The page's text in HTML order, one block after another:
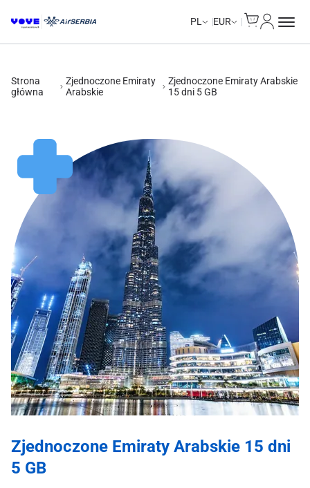
PL EUR
Strona
główna
Zjednoczone Emiraty
Arabskie
Zjednoczone Emiraty Arabskie
15 dni 5 GB
Zjednoczone Emiraty Arabskie 15 dni
5 GB